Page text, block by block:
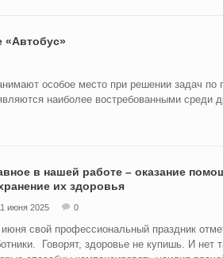
«Автобус»
особое место при решении задач
наиболее востребованными среди
в нашей работе – оказание
их здоровья
июня 2025 0
июня свой профессиональный праздник
Говорят, здоровье не купишь. И нет